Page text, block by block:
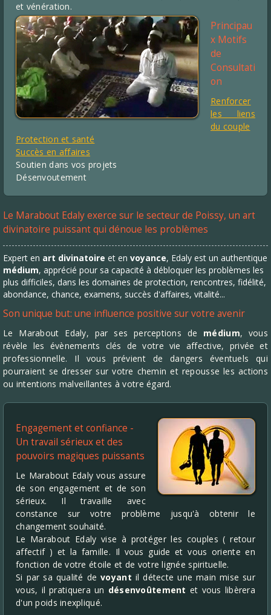
et vénération.
Principau
x Motifs
de
Consultati
on
Renforcer
les liens
du couple
Protection et santé
Succès en affaires
Soutien dans vos projets
Désenvoutement
Le Marabout Edaly exerce sur le secteur de Poissy, un art
divinatoire puissant qui dénoue les problèmes
Expert en art divinatoire et en voyance, Edaly est un authentique
médium, apprécié pour sa capacité à débloquer les problèmes les
plus difficiles, dans les domaines de protection, rencontres, fidélité,
abondance, chance, examens, succès d'affaires, vitalité...
Son unique but: une influence positive sur votre avenir
Le Marabout Edaly, par ses perceptions de médium, vous
révèle les évènements clés de votre vie affective, privée et
professionnelle. Il vous prévient de dangers éventuels qui
pourraient se dresser sur votre chemin et repousse les actions
ou intentions malveillantes à votre égard.
Engagement et confiance -
Un travail sérieux et des
pouvoirs magiques puissants
Le Marabout Edaly vous assure
de son engagement et de son
sérieux. Il travaille avec
constance sur votre problème jusqu'à obtenir le
changement souhaité.
Le Marabout Edaly vise à protéger les couples ( retour
affectif ) et la famille. Il vous guide et vous oriente en
fonction de votre étoile et de votre lignée spirituelle.
Si par sa qualité devoyant il détecte une main mise sur
vous, il pratiquera un désenvoûtement et vous libèrera
d'un poids inexpliqué.